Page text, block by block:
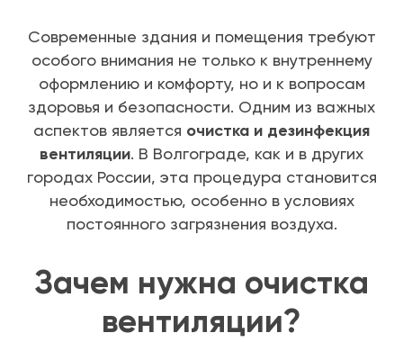
Современные здания и помещения требуют
особого внимания не только к внутреннему
оформлению и комфорту, но и к вопросам
здоровья и безопасности. Одним из важных
аспектов является очистка и дезинфекция
вентиляции. В Волгограде, как и в других
городах России, эта процедура становится
необходимостью, особенно в условиях
постоянного загрязнения воздуха.
Зачем нужна очистка
вентиляции?